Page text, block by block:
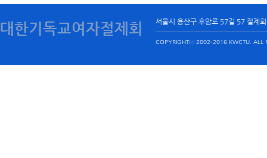
대한기독교여자절제회 서울시 용산구 후암로 57길 57 절제
COPYRIGHTⓒ 2002-2016 KWCTU. ALL